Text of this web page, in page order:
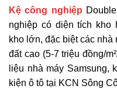
Kệ công nghiệp
nghiệp có diện tích kho
kho lớn, đặc biệt các nhà
đất cao (5-7 triệu đồng/
liệu nhà máy Samsung,
kiện ô tô tại KCN Sông